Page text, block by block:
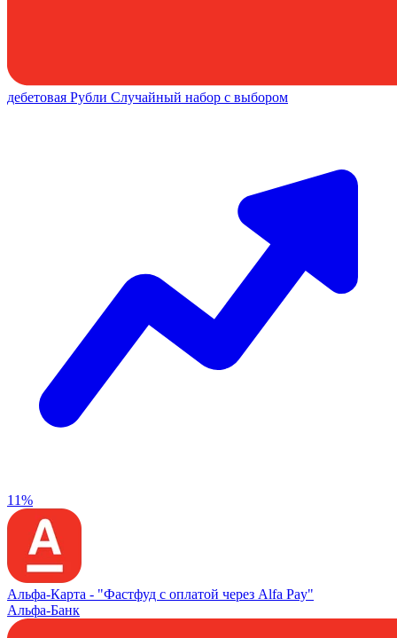
дебетовая Рубли Случайный набор с выбором
11%
Альфа‑Карта - "Фастфуд с оплатой через Alfa Pay"
Альфа-Банк